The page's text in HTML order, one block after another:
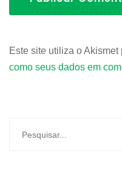
Este site utiliza o Akismet
como seus dados em